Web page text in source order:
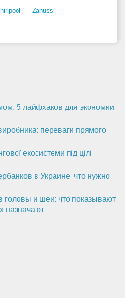
Zanussi
5 лайфхаков для экономии
переваги прямого
екосистеми під цілі
в Украине: что нужно
головы и шеи: что показывают
назначают